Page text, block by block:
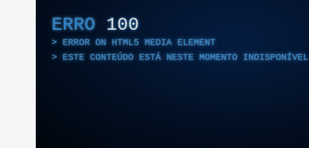
ERRO 100
ERROR ON HTML5 MEDIA ELEMENT
ESTE CONTEÚDO ESTÁ NESTE MOMENTO INDISPONÍVEL